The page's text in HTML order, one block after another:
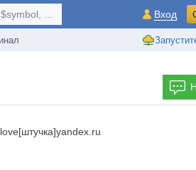
... Вход